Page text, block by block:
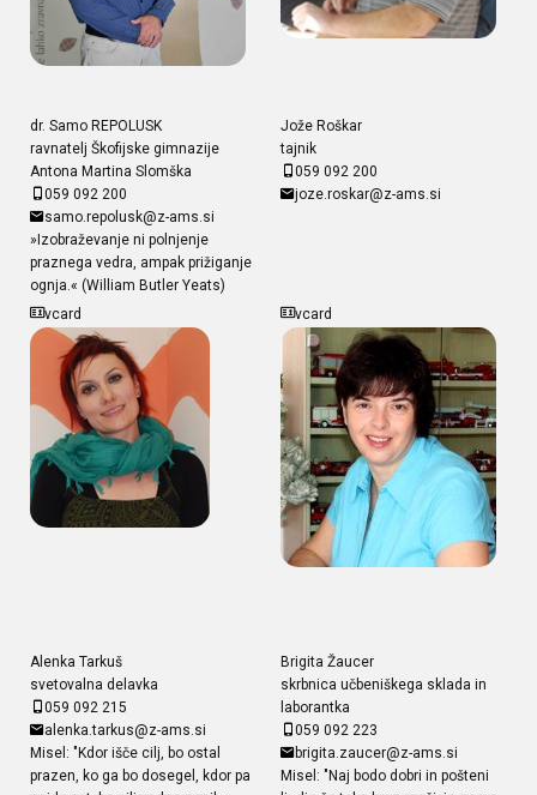
dr. Samo REPOLUSK
ravnatelj Škofijske gimnazije
Antona Martina Slomška
059 092 200
samo.repolusk@z-ams.si
»Izobraževanje ni polnjenje
praznega vedra, ampak prižiganje
ognja.« (William Butler Yeats)
Jože Roškar
tajnik
059 092 200
joze.roskar@z-ams.si
vcard
Alenka Tarkuš
svetovalna delavka
059 092 215
alenka.tarkus@z-ams.si
Misel: "Kdor išče cilj, bo ostal
prazen, ko ga bo dosegel, kdor pa
vcard
Brigita Žaucer
skrbnica učbeniškega sklada in
laborantka
059 092 223
brigita.zaucer@z-ams.si
Misel: "Naj bodo dobri in pošteni